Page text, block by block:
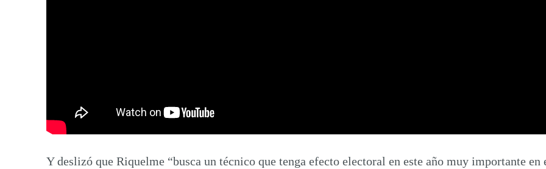
Y deslizó que Riquelme “busca un técnico que tenga efecto electoral en este año muy importante